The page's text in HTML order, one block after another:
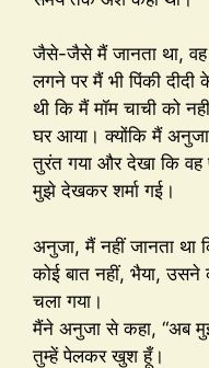
जैसे-जैसे मैं जानता था,
लगने पर मैं भी पिंकी
थी कि मैं मॉम चाची को
घर आया। क्योंकि मैं
तुरंत गया और देखा कि वह
मुझे देखकर शर्मा गई।
अनुजा, मैं नहीं जानता था
कोई बात नहीं, भैया,
चला गया।
मैंने अनुजा से कहा, “अब
तुम्हें पेलकर खुश हूँ।